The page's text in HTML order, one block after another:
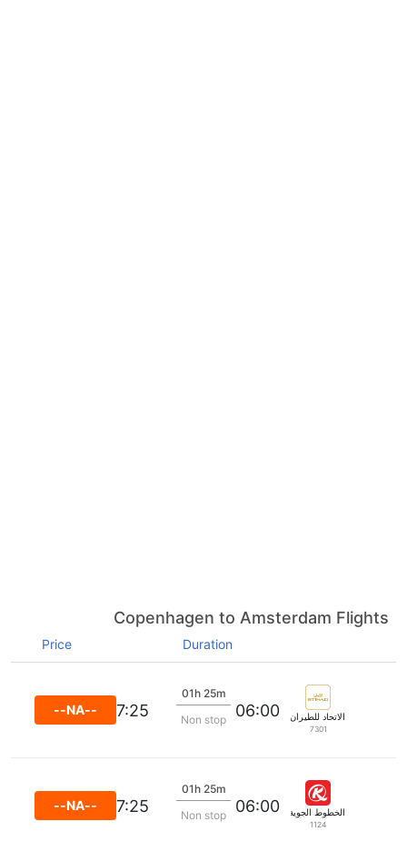
Copenhagen to Amsterdam Flights
Duration
Price
الاتحاد للطيران
7301
06:00
01h 25m
Non stop
07:25
--NA--
الخطوط الجوية الكينية
1124
06:00
01h 25m
Non stop
07:25
--NA--